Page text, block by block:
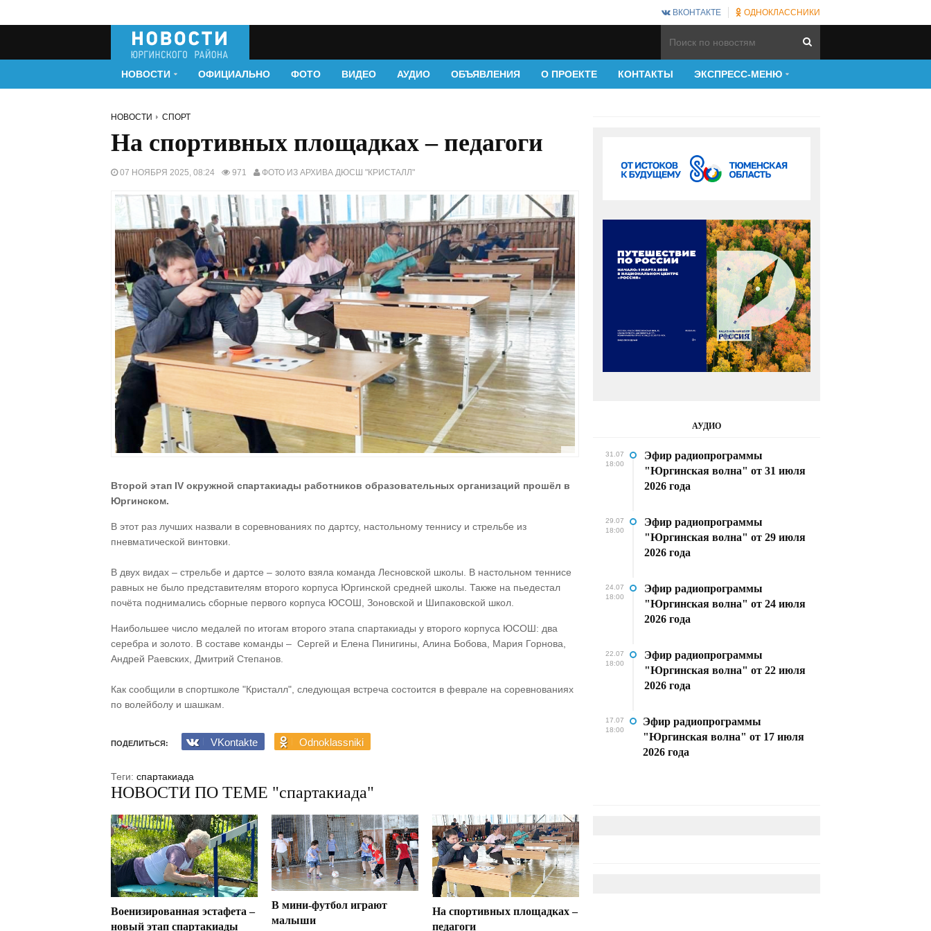
ВКОНТАКТЕ ОДНОКЛАССНИКИ
НОВОСТИ ОФИЦИАЛЬНО ФОТО ВИДЕО АУДИО ОБЪЯВЛЕНИЯ О ПРОЕКТЕ КОНТАКТЫ ЭКСПРЕСС-МЕНЮ
НОВОСТИ СПОРТ
На спортивных площадках – педагоги
07 НОЯБРЯ 2025, 08:24 971 ФОТО ИЗ АРХИВА ДЮСШ "КРИСТАЛЛ"
Второй этап IV окружной спартакиады работников образовательных организаций прошёл в
Юргинском.
В этот раз лучших назвали в соревнованиях по дартсу, настольному теннису и стрельбе из
пневматической винтовки.
В двух видах – стрельбе и дартсе – золото взяла команда Лесновской школы. В настольном теннисе
равных не было представителям второго корпуса Юргинской средней школы. Также на пьедестал
почёта поднимались сборные первого корпуса ЮСОШ, Зоновской и Шипаковской школ.
Наибольшее число медалей по итогам второго этапа спартакиады у второго корпуса ЮСОШ: два
серебра и золото. В составе команды – Сергей и Елена Пинигины, Алина Бобова, Мария Горнова,
Андрей Раевских, Дмитрий Степанов.
Как сообщили в спортшколе "Кристалл", следующая встреча состоится в феврале на соревнованиях
по волейболу и шашкам.
ПОДЕЛИТЬСЯ: VKontakte Odnoklassniki
Теги: спартакиада
НОВОСТИ ПО ТЕМЕ "спартакиада"
Военизированная эстафета –
новый этап спартакиады
В мини-футбол играют
малыши
На спортивных площадках –
педагоги
АУДИО
31.07
18:00
Эфир радиопрограммы
"Юргинская волна" от 31 июля
2026 года
29.07
18:00
Эфир радиопрограммы
"Юргинская волна" от 29 июля
2026 года
24.07
18:00
Эфир радиопрограммы
"Юргинская волна" от 24 июля
2026 года
22.07
18:00
Эфир радиопрограммы
"Юргинская волна" от 22 июля
2026 года
17.07
18:00
Эфир радиопрограммы
"Юргинская волна" от 17 июля
2026 года